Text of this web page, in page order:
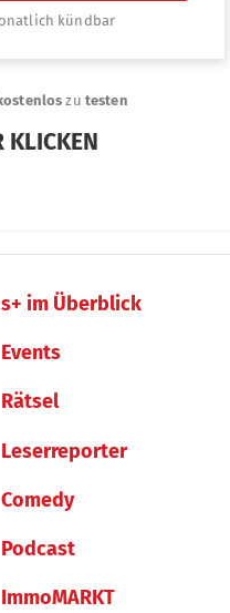
s+ im Überblick
Events
Rätsel
Leserreporter
Comedy
Podcast
ImmoMARKT